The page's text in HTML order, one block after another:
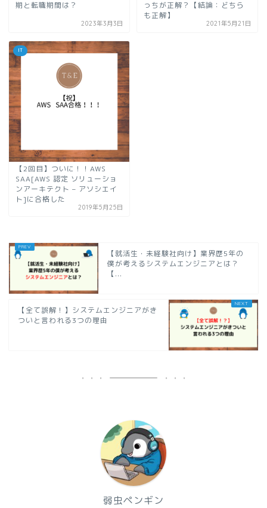
期と転職期間は？
2023年3月3日
っちが正解？【結論：どちら
も正解】
2021年5月21日
IT
【2回目】ついに！！AWS
SAA[AWS 認定 ソリューショ
ンアーキテクト – アソシエイ
ト]に合格した
2019年5月25日
【就活生・未経験社向け】業界歴5年の
僕が考えるシステムエンジニアとは？
【...
【全て誤解！】システムエンジニアがき
ついと言われる3つの理由
弱虫ペンギン